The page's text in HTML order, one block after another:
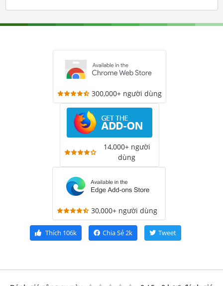
300,000+ người dùng
14,000+ người
dùng
30,000+ người dùng
Thích 106k Chia Sẻ2k Tweet